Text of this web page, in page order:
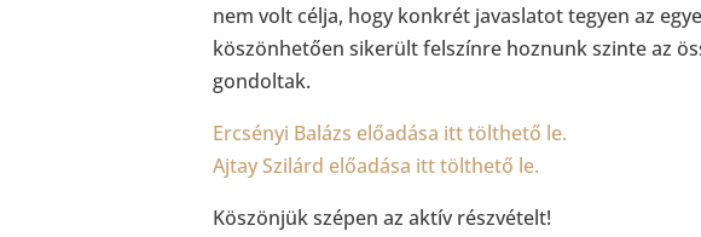
nem volt célja, hogy konkrét javaslatot tegyen az
köszönhetően sikerült felszínre hoznunk szinte az
gondoltak.
Ercsényi Balázs előadása itt tölthető le.
Ajtay Szilárd előadása itt tölthető le.
Köszönjük szépen az aktív részvételt!